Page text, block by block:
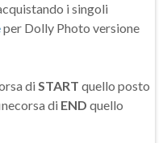
i singoli
per Dolly Photo versione
di START quello posto
di END quello